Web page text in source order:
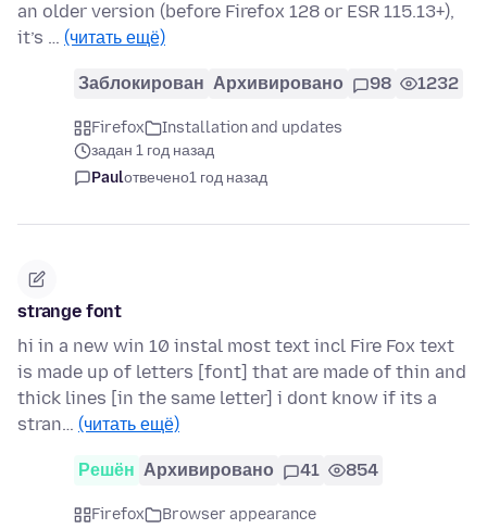
an older version (before Firefox 128 or ESR 115.13+),
it’s … (читать ещё)
Заблокирован Архивировано 98 1232
Firefox
Installation and updates
задан 1 год назад
Paulотвечено1 год назад
strange font
hi in a new win 10 instal most text incl Fire Fox text
is made up of letters [font] that are made of thin and
thick lines [in the same letter] i dont know if its a
stran… (читать ещё)
Решён Архивировано 41 854
Firefox
Browser appearance